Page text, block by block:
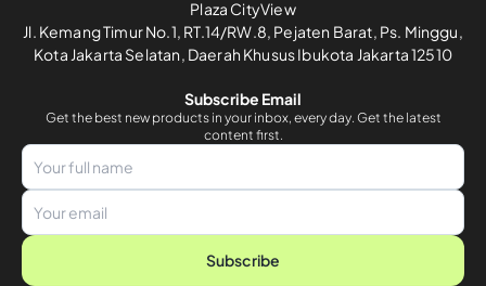
Plaza CityView
Jl. Kemang Timur No.1, RT.14/RW.8, Pejaten Barat, Ps. Minggu,
Kota Jakarta Selatan, Daerah Khusus Ibukota Jakarta 12510
Subscribe Email
Get the best new products in your inbox, every day. Get the latest
content first.
Subscribe